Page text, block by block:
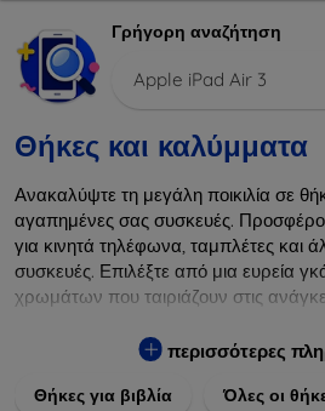
Γρήγορη αναζήτηση
Apple iPad Air 3
Θήκες και καλύμματα
Ανακαλύψτε τη μεγάλη ποικιλία σε
αγαπημένες σας συσκευές.
για κινητά τηλέφωνα, ταμπλέτες και
συσκευές. Επιλέξτε από μια ευρεία
χρωμάτων που ταιριάζουν στις
πτώσεις και άλλες φθορές, ενώ
και τη διάρκεια ζωής των συσκευών
περισσότερες
Θήκες για βιβλία Όλες οι